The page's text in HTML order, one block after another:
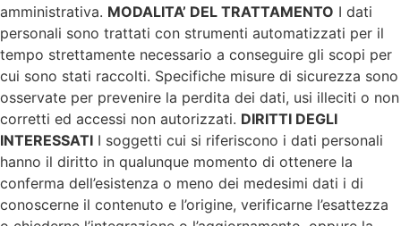
amministrativa. MODALITA’ DEL TRATTAMENTO I dati
personali sono trattati con strumenti automatizzati per il
tempo strettamente necessario a conseguire gli scopi per
cui sono stati raccolti. Specifiche misure di sicurezza sono
osservate per prevenire la perdita dei dati, usi illeciti o non
corretti ed accessi non autorizzati. DIRITTI DEGLI
INTERESSATI I soggetti cui si riferiscono i dati personali
hanno il diritto in qualunque momento di ottenere la
conferma dell’esistenza o meno dei medesimi dati i di
conoscerne il contenuto e l’origine, verificarne l’esattezza